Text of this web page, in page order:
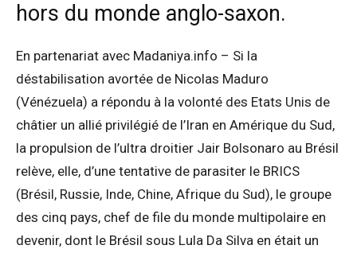
hors du monde anglo-saxon.
En partenariat avec Madaniya.info – Si la
déstabilisation avortée de Nicolas Maduro
(Vénézuela) a répondu à la volonté des Etats Unis de
châtier un allié privilégié de l’Iran en Amérique du Sud,
la propulsion de l’ultra droitier Jair Bolsonaro au Brésil
relève, elle, d’une tentative de parasiter le BRICS
(Brésil, Russie, Inde, Chine, Afrique du Sud), le groupe
des cinq pays, chef de file du monde multipolaire en
devenir, dont le Brésil sous Lula Da Silva en était un